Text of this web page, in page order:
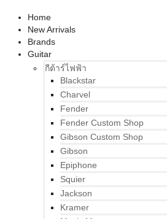
Home
New Arrivals
Brands
Guitar
กีต้าร์ไฟฟ้า
Blackstar
Charvel
Fender
Fender Custom Shop
Gibson Custom Shop
Gibson
Epiphone
Squier
Jackson
Kramer